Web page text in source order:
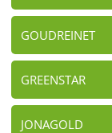
GOUDREINET
GREENSTAR
JONAGOLD